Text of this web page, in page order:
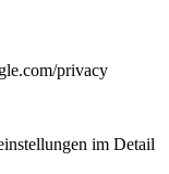
privacy
im Detail